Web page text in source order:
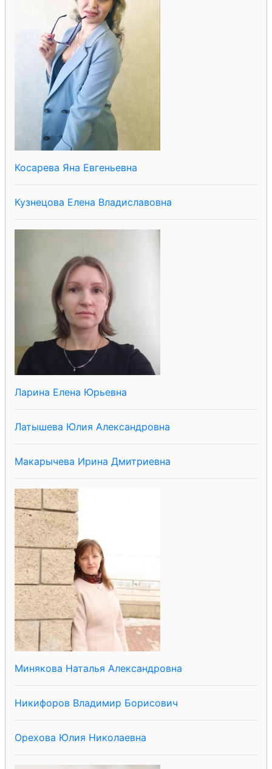
Косарева Яна Евгеньевна
Кузнецова Елена Владиславовна
Ларина Елена Юрьевна
Латышева Юлия Александровна
Макарычева Ирина Дмитриевна
Минякова Наталья Александровна
Никифоров Владимир Борисович
Орехова Юлия Николаевна